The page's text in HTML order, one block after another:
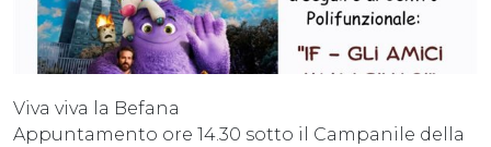
Viva viva la Befana
Appuntamento ore 14.30 sotto il Campanile della